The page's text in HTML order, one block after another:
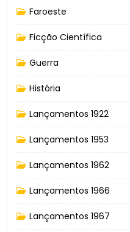
Faroeste
Ficção Científica
Guerra
História
Lançamentos 1922
Lançamentos 1953
Lançamentos 1962
Lançamentos 1966
Lançamentos 1967